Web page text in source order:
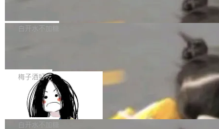
获配9...
题，该问题可能导致在旧版 Linux 内核...
P）！这一里程碑不仅标志着 Fluss 迈入新的发
长期停止内容更新，未能实现其作为“AI版维基百
提交的编辑请求也长期处于待处理状态。 Groki
pedia 于去年底上线，定位为由人工智能生成内
容的百科平台，被马斯克视为传统众包百科网站
维基百科的替代方案。Lawfare 调查发现，无论
热门页面还是低关注度页面，均未出现近期更
白开水不加糖
是这样的：配 MessageSource 的 Bean、写 R
eloadableResourceBundleMessageSource、
声明 LocaleResolver、注册 LocaleChangeInt
erceptor…五六步之后才能看到第一行翻译文
本。 Solon 换了个方式。整个 i18n 模块围绕三
梅子酒好吃
Apache Doris 4.1 全面增强 Iceberg：
支持 UPDATE、MERGE INTO 与 Iceb
erg V3
Apache Doris 4.1 要补齐的，正是缺失的那一
半。在已有查询能力的基础上，Doris 进一步支
白开水不加糖